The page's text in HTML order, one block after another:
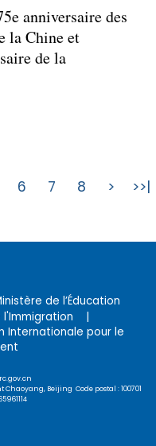
anniversaire des
la Chine et
de la
6 7 8 > >>|
de l’Éducation
Internationale pour le
Beijing Code postal : 100701